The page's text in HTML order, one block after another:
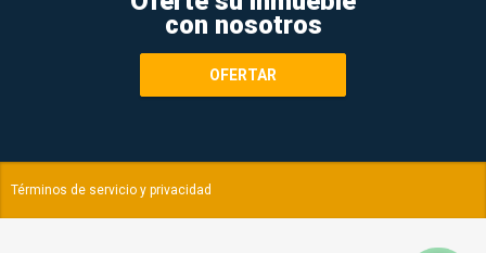
Oferte su inmueble
con nosotros
OFERTAR
Términos de servicio y privacidad